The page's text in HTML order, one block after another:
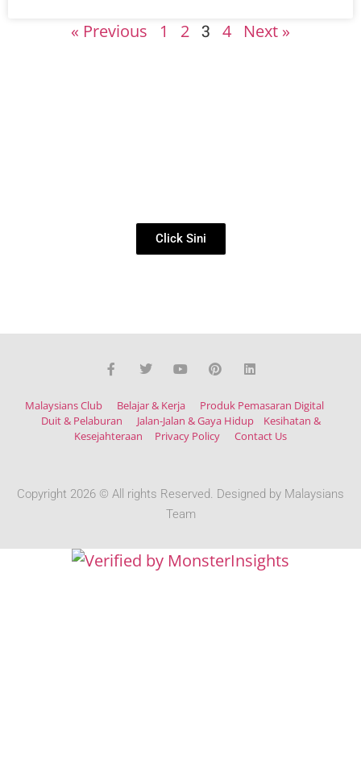
« Previous 1 2 3 4 Next »
Click Sini
Malaysians Club Belajar & Kerja
Produk Pemasaran Digital
Duit & Pelaburan
Jalan-Jalan & Gaya Hidup
Kesihatan &
Kesejahteraan
Privacy Policy Contact Us
Copyright 2026 © All rights Reserved. Designed by Malaysians
Team